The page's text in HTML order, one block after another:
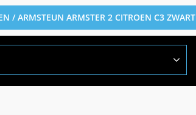
/ ARMSTEUN ARMSTER 2 CITROEN C3 ZWART